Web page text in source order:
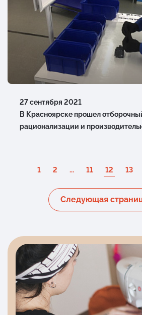
27 сентября 2021
В Красноярске прошел
рационализации и
1 2 ... 11 12 13
Следующая